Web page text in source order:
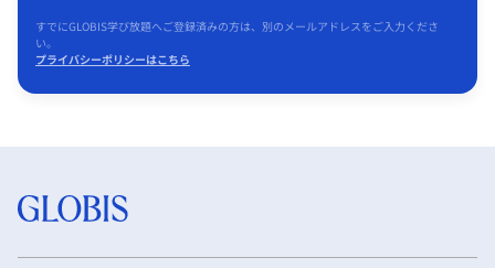
すでにGLOBIS学び放題へご登録済みの方は、別のメールアドレスをご入力くださ
い。
プライバシーポリシーはこちら